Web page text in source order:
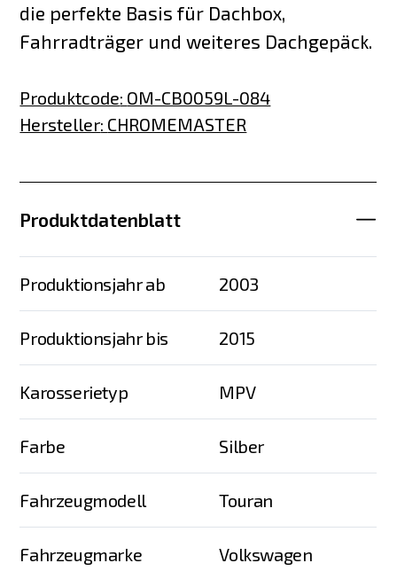
die perfekte Basis für Dachbox,
Fahrradträger und weiteres Dachgepäck.
Produktcode: OM-CB0059L-084
Hersteller: CHROMEMASTER
Produktdatenblatt
Produktionsjahr ab 2003
Produktionsjahr bis 2015
Karosserietyp MPV
Farbe Silber
Fahrzeugmodell Touran
Fahrzeugmarke Volkswagen